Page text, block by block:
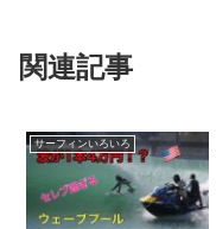
関連記事
サーフィンいろいろ